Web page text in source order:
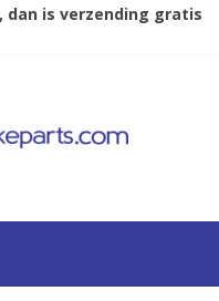
dan is verzending gratis